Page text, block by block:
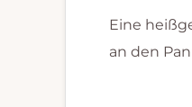
Eine
an den